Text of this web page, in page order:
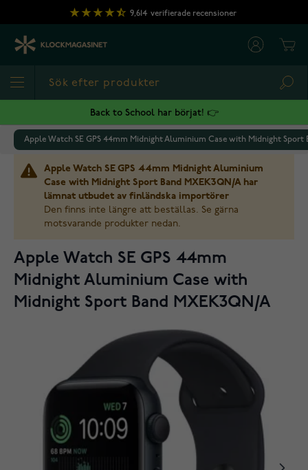
Hoppa till innehållet
9,614 verifierade recensioner
Back to School har börjat! 👉
Apple Watch SE GPS 44mm Midnight Aluminium Case with Midnight Sport
Apple Watch SE GPS 44mm Midnight Aluminium
Case with Midnight Sport Band MXEK3QN/A har
lämnat utbudet av finländska importörer
Den finns inte längre att beställas. Se gärna
motsvarande produkter nedan.
Apple Watch SE GPS 44mm
Midnight Aluminium Case with
Midnight Sport Band MXEK3QN/A